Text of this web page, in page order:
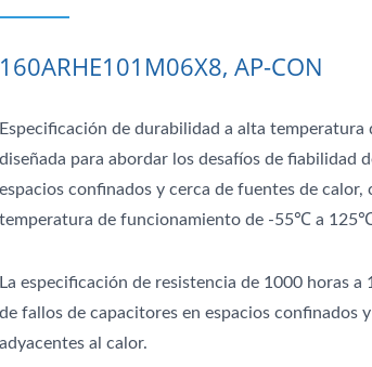
160ARHE101M06X8, AP-CON
Especificación de durabilidad a alta
diseñada para abordar los desafíos de fiabilidad
espacios confinados y cerca de fuentes de calor,
temperatura de funcionamiento de -55℃ a
La especificación de resistencia de 1000 horas a
de fallos de capacitores en espacios confinados
adyacentes al calor.